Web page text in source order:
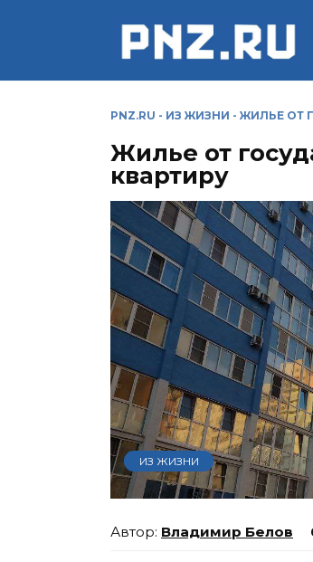
PNZ.RU - ИЗ ЖИЗНИ - ЖИЛЬЕ ОТ
Жилье от
квартиру
ИЗ ЖИЗНИ
Владимир Белов